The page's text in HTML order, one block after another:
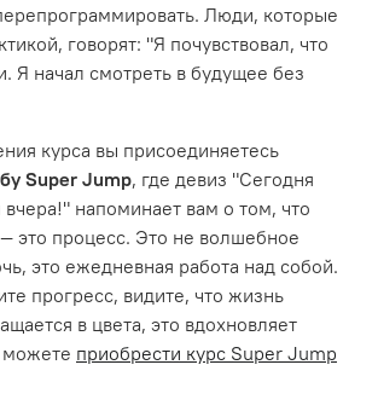
Люди, которые
говорят: "Я почувствовал, что
Я начал смотреть в будущее без
курса вы присоединяетесь
Super Jump, где девиз "Сегодня
напоминает вам о том, что
это процесс. Это не волшебное
это ежедневная работа над собой.
прогресс, видите, что жизнь
в цвета, это вдохновляет
приобрести курс Super Jump